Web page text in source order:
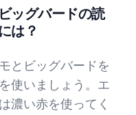
ッグバードの読
は？
とビッグバードを
使いましょう。エ
濃い赤を使ってく